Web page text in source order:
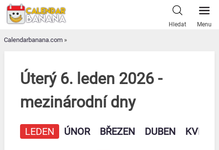
Skip
Hledat Menu
Calendarbanana.com »
Úterý 6. leden 2026 -
mezinárodní dny
LEDEN ÚNOR BŘEZEN DUBEN